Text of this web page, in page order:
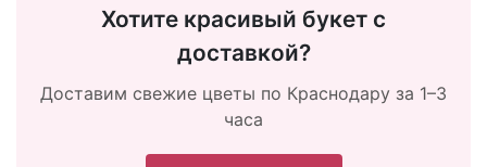
Хотите красивый букет с
доставкой?
Доставим свежие цветы по Краснодару за 1–3
часа